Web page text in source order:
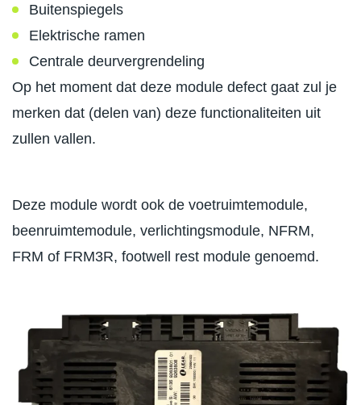
Buitenspiegels
Elektrische ramen
Centrale deurvergrendeling
Op het moment dat deze module defect gaat zul je
merken dat (delen van) deze functionaliteiten uit
zullen vallen.
Deze module wordt ook de voetruimtemodule,
beenruimtemodule, verlichtingsmodule, NFRM,
FRM of FRM3R, footwell rest module genoemd.